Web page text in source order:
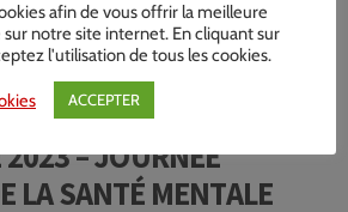
– JOURNÉE
LA SANTÉ MENTALE
afin de vous offrir la meilleure
notre site internet. En cliquant sur
l'utilisation de tous les cookies.
ACCEPTER